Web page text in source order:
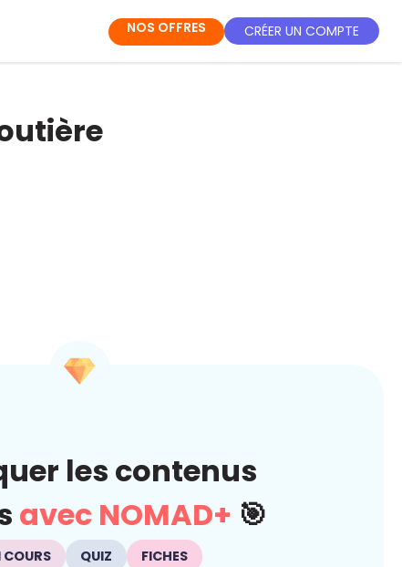
NOS OFFRES CRÉER UN COMPTE
les contenus
avec NOMAD+ 🎯
COURS QUIZ FICHES